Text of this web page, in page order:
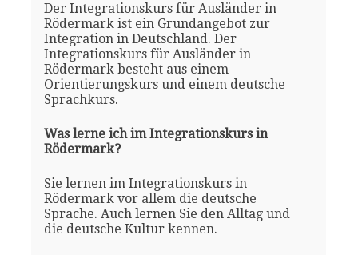
Der Integrationskurs für Ausländer in
Rödermark ist ein Grundangebot zur
Integration in Deutschland. Der
Integrationskurs für Ausländer in
Rödermark besteht aus einem
Orientierungskurs und einem deutsche
Sprachkurs.
Was lerne ich im Integrationskurs in
Rödermark?
Sie lernen im Integrationskurs in
Rödermark vor allem die deutsche
Sprache. Auch lernen Sie den Alltag und
die deutsche Kultur kennen.